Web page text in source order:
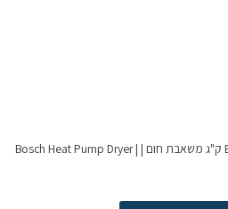
מייבש כביסה Bosch WQG1417EPL 9 ק"ג משאבת חום | Bosch Heat Pump Dryer |